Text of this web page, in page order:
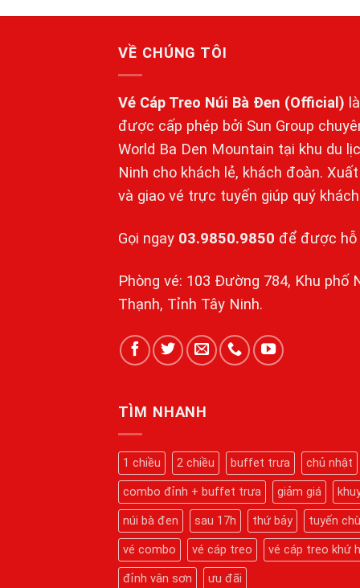
VỀ CHÚNG TÔI
Vé Cáp Treo Núi Bà Đen (Official)
được cấp phép bởi Sun Group
World Ba Den Mountain tại khu du
Ninh cho khách lẻ, khách đoàn.
và giao vé trực tuyến giúp quý
Gọi ngay 03.9850.9850 để được
Phòng vé: 103 Đường 784, Khu phố
Thạnh, Tỉnh Tây Ninh.
TÌM NHANH
1 chiều 2 chiều buffet trưa
chủ nhật
combo đỉnh + buffet trưa
giảm giá
núi bà đen
sau 17h thứ bảy
tuyến
vé combo
vé cáp treo
vé cáp treo khứ
đỉnh vân sơn
ưu đãi